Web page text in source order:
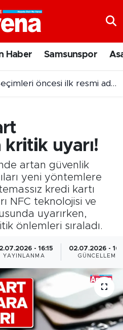
Haber Samsunspor
öncesi ilk resmi aday Hayati Ağca
kritik uyarı!
artan güvenlik
yeni yöntemlere
kredi kartı
NFC teknolojisi ve
uyarırken,
önlemleri sıraladı.
- 16:15
YAYINLANMA
02.07.2026 -
GÜNCELLEME
ve Fikstür